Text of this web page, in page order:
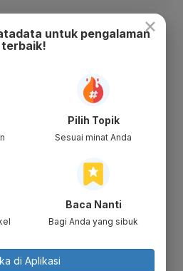
×
untuk pengalaman
terbaik!
Pilih Topik
Sesuai minat Anda
Baca Nanti
Bagi Anda yang sibuk
di Aplikasi